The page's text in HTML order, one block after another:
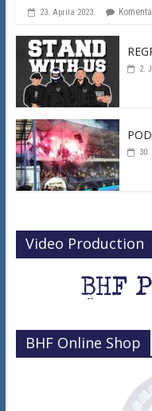
23. Aprila 2023.
2.
Video Production
BHF Online Shop